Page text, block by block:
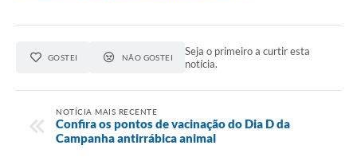
GOSTEI NÃO GOSTEI
Seja o primeiro a curtir esta
notícia.
NOTÍCIA MAIS RECENTE
Confira os pontos de vacinação do Dia D da
Campanha antirrábica animal